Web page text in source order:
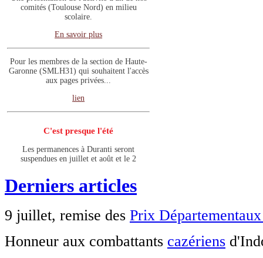
En savoir plus
aux pages privées...
lien
C'est presque l'été
Les permanences à Duranti seront
septembre. Nous restons joignables par
téléphone (pensez à vous identifier
préférence par mail.
La SMLH à l'école
comités (Toulouse Nord) en milieu
scolaire.
Derniers articles
9 juillet, remise des Prix
Honneur aux combattants cazériens